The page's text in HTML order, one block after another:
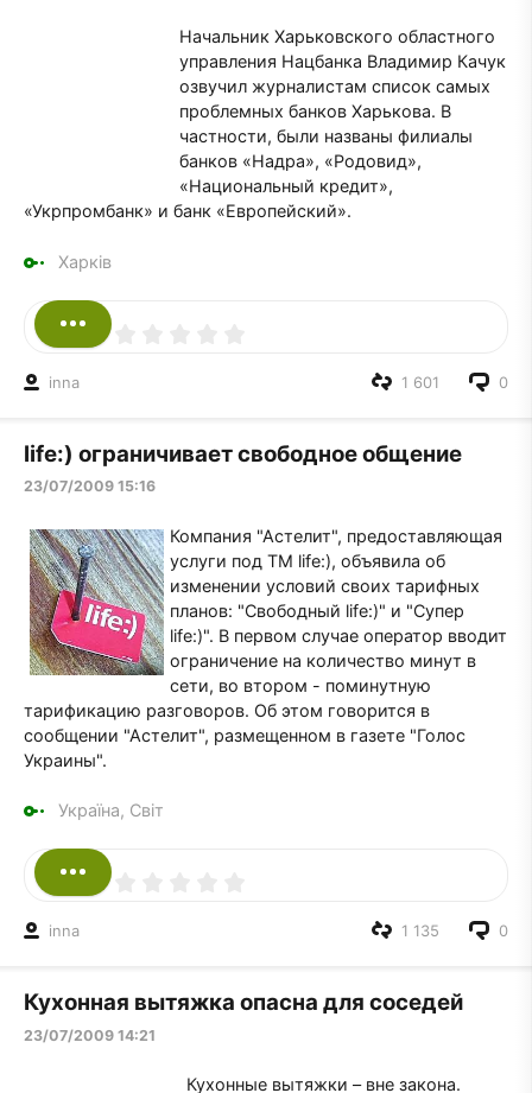
Начальник Харьковского областного
управления Нацбанка Владимир Качук
озвучил журналистам список самых
проблемных банков Харькова. В
частности, были названы филиалы
банков «Надра», «Родовид»,
«Национальный кредит»,
«Укрпромбанк» и банк «Европейский».
Харків
inna 0
1 601
life:) ограничивает свободное общение
23/07/2009 15:16
Компания "Астелит", предоставляющая
услуги под ТМ life:), объявила об
изменении условий своих тарифных
планов: "Свободный life:)" и "Супер
life:)". В первом случае оператор вводит
ограничение на количество минут в
сети, во втором - поминутную
тарификацию разговоров. Об этом говорится в
сообщении "Астелит", размещенном в газете "Голос
Украины".
Україна, Світ
inna 0
1 135
Кухонная вытяжка опасна для соседей
23/07/2009 14:21
Кухонные вытяжки – вне закона.